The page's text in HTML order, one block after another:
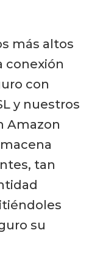
más altos
conexión
con
y nuestros
Amazon
tan
su